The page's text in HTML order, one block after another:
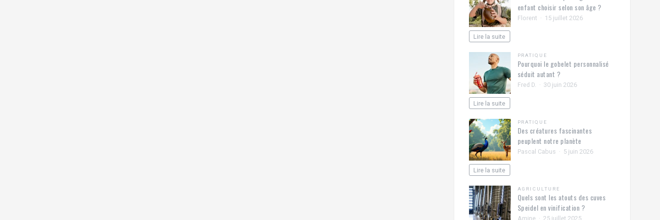
enfant choisir selon son âge ?
Florent 15 juillet 2026
Lire la suite
PRATIQUE
Pourquoi le gobelet personnalisé
séduit autant ?
Fred D. 30 juin 2026
Lire la suite
PRATIQUE
Des créatures fascinantes
peuplent notre planète
Pascal Cabus 5 juin 2026
Lire la suite
AGRICULTURE
Quels sont les atouts des cuves
Speidel en vinification ?
Amine 25 juillet 2025